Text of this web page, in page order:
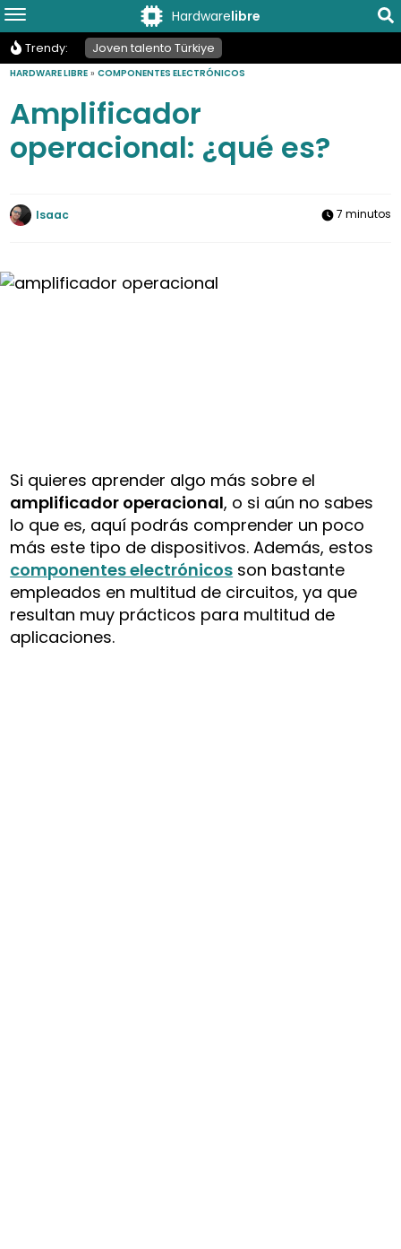
Hardwarelibre
Trendy: Joven talento Türkiye
HARDWARE LIBRE »COMPONENTES ELECTRÓNICOS
Amplificador
operacional: ¿qué es?
Isaac 7 minutos
Si quieres aprender algo más sobre el
amplificador operacional, o si aún no sabes
lo que es, aquí podrás comprender un poco
más este tipo de dispositivos. Además, estos
componentes electrónicos son bastante
empleados en multitud de circuitos, ya que
resultan muy prácticos para multitud de
aplicaciones.